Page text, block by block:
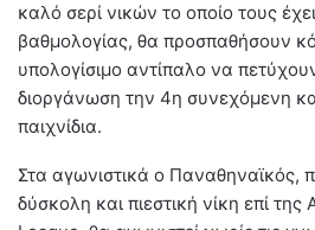
καλό σερί νικών το οποίο τους
βαθμολογίας, θα προσπαθήσουν
υπολογίσιμο αντίπαλο να
διοργάνωση την 4η συνεχόμενη
παιχνίδια.
Στα αγωνιστικά ο Παναθηναϊκός,
δύσκολη και πιεστική νίκη επί